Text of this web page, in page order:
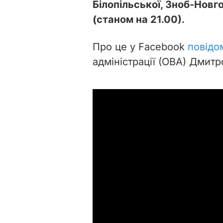
Білопільської, Зноб-
(станом на 21.00).
Про це у Facebook
адміністрації (ОВА)